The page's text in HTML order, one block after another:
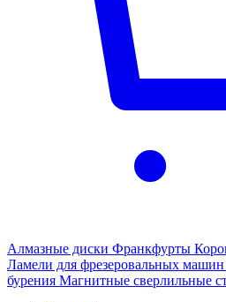
Алмазные диски Франкфурты
Ламели для фрезеровальных машин
бурения Магнитные сверлильные